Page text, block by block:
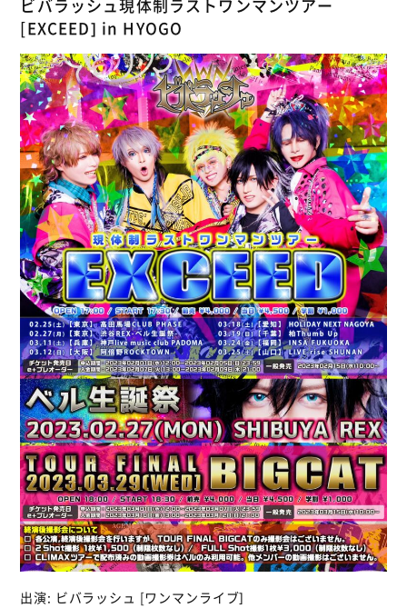
ビバラッシュ現体制ラストワンマンツアー
[EXCEED] in HYOGO
出演: ビバラッシュ [ワンマンライブ]